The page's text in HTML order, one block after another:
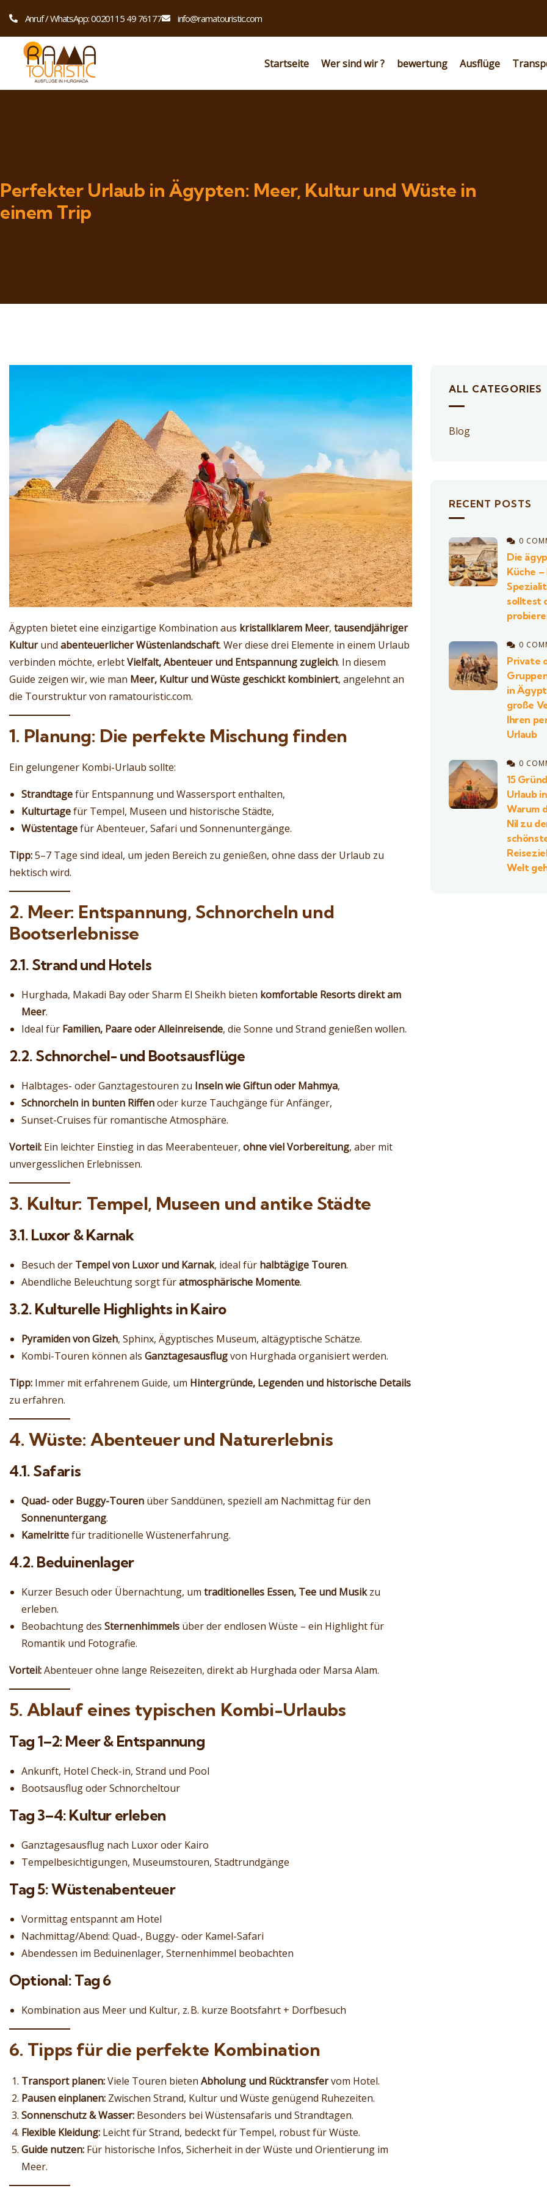
Anruf / WhatsApp: 0020115 49 76177 info@ramatouristic.com
Startseite Wer sind wir ? bewertung Ausflüge
Perfekter Urlaub in Ägypten: Meer, Kultur und Wüste in
einem Trip
Ägypten bietet eine einzigartige Kombination aus kristallklarem Meer, tausendjähriger
Kulturund abenteuerlicher Wüstenlandschaft. Wer diese drei Elemente in einem Urlaub
verbinden möchte, erlebtVielfalt, Abenteuer und Entspannung zugleich. In diesem
Guide zeigen wir, wie man Meer, Kultur und Wüste geschickt kombiniert, angelehnt an
die Tourstruktur von ramatouristic.com.
1. Planung: Die perfekte Mischung finden
Ein gelungener Kombi-Urlaub sollte:
Strandtagefür Entspannung und Wassersport enthalten,
Kulturtagefür Tempel, Museen und historische Städte,
Wüstentagefür Abenteuer, Safari und Sonnenuntergänge.
Tipp:5–7 Tage sind ideal, um jeden Bereich zu genießen, ohne dass der Urlaub zu
hektisch wird.
2. Meer: Entspannung, Schnorcheln und
Bootserlebnisse
2.1. Strand und Hotels
Hurghada, Makadi Bay oder Sharm El Sheikh bieten komfortable Resorts direkt am
Meer.
Ideal für Familien, Paare oder Alleinreisende, die Sonne und Strand genießen wollen.
2.2. Schnorchel- und Bootsausflüge
Halbtages- oder Ganztagestouren zu Inseln wie Giftun oder Mahmya,
Schnorcheln in bunten Riffenoder kurze Tauchgänge für Anfänger,
Sunset-Cruises für romantische Atmosphäre.
Vorteil: Ein leichter Einstieg in das Meerabenteuer, ohne viel Vorbereitung, aber mit
unvergesslichen Erlebnissen.
3. Kultur: Tempel, Museen und antike Städte
3.1. Luxor & Karnak
Besuch der Tempel von Luxor und Karnak, ideal für halbtägige Touren.
Abendliche Beleuchtung sorgt füratmosphärische Momente.
3.2. Kulturelle Highlights in Kairo
Pyramiden von Gizeh, Sphinx, Ägyptisches Museum, altägyptische Schätze.
Kombi-Touren können als Ganztagesausflugvon Hurghada organisiert werden.
Tipp: Immer mit erfahrenem Guide, um Hintergründe, Legenden und historische Details
zu erfahren.
4. Wüste: Abenteuer und Naturerlebnis
4.1. Safaris
Quad- oder Buggy-Touren über Sanddünen, speziell am Nachmittag für den
Sonnenuntergang.
Kamelrittefür traditionelle Wüstenerfahrung.
4.2. Beduinenlager
Kurzer Besuch oder Übernachtung, um traditionelles Essen, Tee und Musikzu
erleben.
Beobachtung des Sternenhimmels über der endlosen Wüste – ein Highlight für
Romantik und Fotografie.
Vorteil:Abenteuer ohne lange Reisezeiten, direkt ab Hurghada oder Marsa Alam.
5. Ablauf eines typischen Kombi-Urlaubs
Tag 1–2: Meer & Entspannung
Ankunft, Hotel Check-in, Strand und Pool
Bootsausflug oder Schnorcheltour
Tag 3–4: Kultur erleben
Ganztagesausflug nach Luxor oder Kairo
Tempelbesichtigungen, Museumstouren, Stadtrundgänge
Tag 5: Wüstenabenteuer
Vormittag entspannt am Hotel
Nachmittag/Abend: Quad-, Buggy- oder Kamel-Safari
Abendessen im Beduinenlager, Sternenhimmel beobachten
Optional: Tag 6
Kombination aus Meer und Kultur, z. B. kurze Bootsfahrt + Dorfbesuch
6. Tipps für die perfekte Kombination
Transport planen:Viele Touren bieten Abholung und Rücktransfervom Hotel.
Pausen einplanen: Zwischen Strand, Kultur und Wüste genügend Ruhezeiten.
Sonnenschutz & Wasser: Besonders bei Wüstensafaris und Strandtagen.
Flexible Kleidung: Leicht für Strand, bedeckt für Tempel, robust für Wüste.
Guide nutzen: Für historische Infos, Sicherheit in der Wüste und Orientierung im
Meer.
ALL CATEGORIES
Blog
RECENT POSTS
0
Die
Küche –
solltest
0
Private
in
große
Ihren
Urlaub
0
15
Urlaub
Warum
Nil zu
Welt